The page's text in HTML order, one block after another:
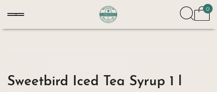
0
Sweetbird Iced Tea Syrup 1 l